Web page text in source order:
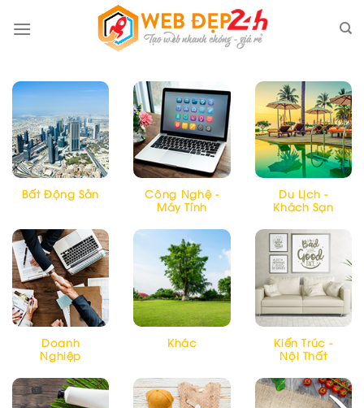
Bất Động Sản
Công Nghệ -
Máy Tính
Du Lịch -
Khách Sạn
Doanh
Nghiệp
Khác
Kiến Trúc -
Nội Thất